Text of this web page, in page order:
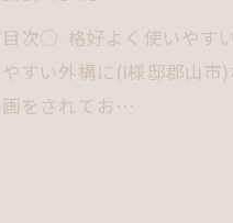
目次○ 格好よく使いやす
やすい外構に(I様邸郡山市
画をされてお…